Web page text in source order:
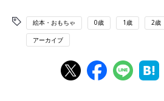
絵本・おもちゃ 0歳 1歳 2歳
アーカイブ